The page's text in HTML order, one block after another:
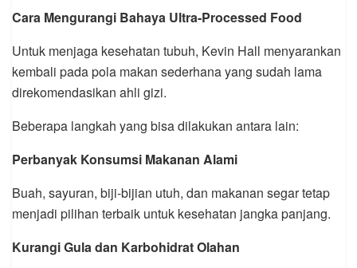
Cara Mengurangi Bahaya Ultra-Processed Food
Untuk menjaga kesehatan tubuh, Kevin Hall menyarankan
kembali pada pola makan sederhana yang sudah lama
direkomendasikan ahli gizi.
Beberapa langkah yang bisa dilakukan antara lain:
Perbanyak Konsumsi Makanan Alami
Buah, sayuran, biji-bijian utuh, dan makanan segar tetap
menjadi pilihan terbaik untuk kesehatan jangka panjang.
Kurangi Gula dan Karbohidrat Olahan